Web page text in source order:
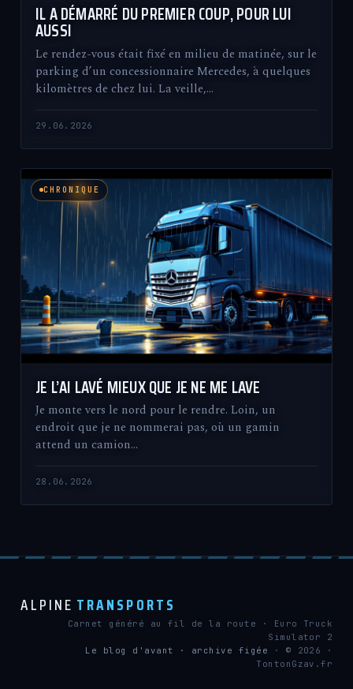
IL A DÉMARRÉ DU PREMIER COUP, POUR LUI
AUSSI
Le rendez-vous était fixé en milieu de matinée, sur le
parking d’un concessionnaire Mercedes, à quelques
kilomètres de chez lui. La veille,…
29.06.2026
CHRONIQUE
JE L’AI LAVÉ MIEUX QUE JE NE ME LAVE
Je monte vers le nord pour le rendre. Loin, un
endroit que je ne nommerai pas, où un gamin
attend un camion…
28.06.2026
ALPINE TRANSPORTS
Carnet généré au fil de la route · Euro Truck
Simulator 2
Le blog d'avant · archive figée · © 2026 ·
TontonGzav.fr